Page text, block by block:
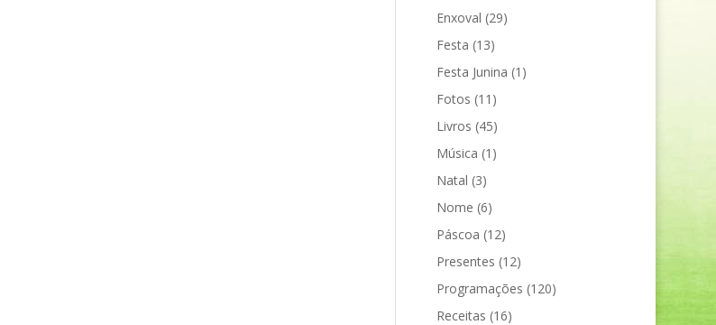
Enxoval (29)
Festa (13)
Festa Junina (1)
Fotos (11)
Livros (45)
Música (1)
Natal (3)
Nome (6)
Páscoa (12)
Presentes (12)
Programações (120)
Receitas (16)